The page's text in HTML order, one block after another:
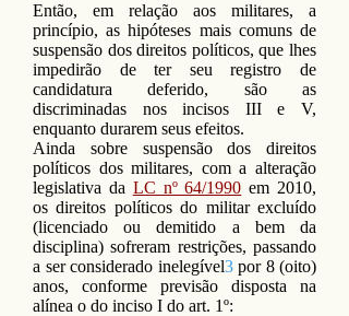
Então, em relação aos militares, a
princípio, as hipóteses mais comuns de
suspensão dos direitos políticos, que lhes
impedirão de ter seu registro de
candidatura deferido, são as
discriminadas nos incisos III e V,
enquanto durarem seus efeitos.
Ainda sobre suspensão dos direitos
políticos dos militares, com a alteração
legislativa da LC nº 64/1990 em 2010,
os direitos políticos do militar excluído
(licenciado ou demitido a bem da
disciplina) sofreram restrições, passando
a ser considerado inelegível3por 8 (oito)
anos, conforme previsão disposta na
alínea o do inciso I do art. 1º: